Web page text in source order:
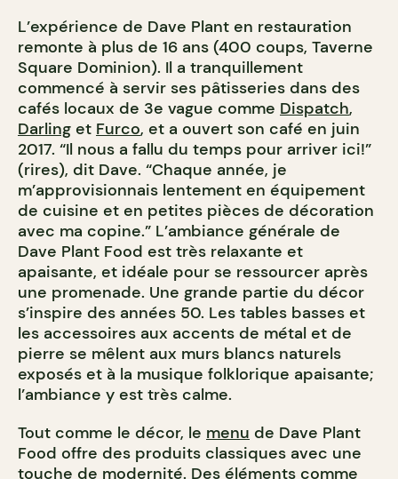
L’expérience de Dave Plant en restauration
remonte à plus de 16 ans (400 coups, Taverne
Square Dominion). Il a tranquillement
commencé à servir ses pâtisseries dans des
cafés locaux de 3e vague comme Dispatch,
Darling et Furco, et a ouvert son café en juin
2017. “Il nous a fallu du temps pour arriver ici!”
(rires), dit Dave. “Chaque année, je
m’approvisionnais lentement en équipement
de cuisine et en petites pièces de décoration
avec ma copine.” L’ambiance générale de
Dave Plant Food est très relaxante et
apaisante, et idéale pour se ressourcer après
une promenade. Une grande partie du décor
s’inspire des années 50. Les tables basses et
les accessoires aux accents de métal et de
pierre se mêlent aux murs blancs naturels
exposés et à la musique folklorique apaisante;
l’ambiance y est très calme.
Tout comme le décor, le menu de Dave Plant
Food offre des produits classiques avec une
touche de modernité. Des éléments comme